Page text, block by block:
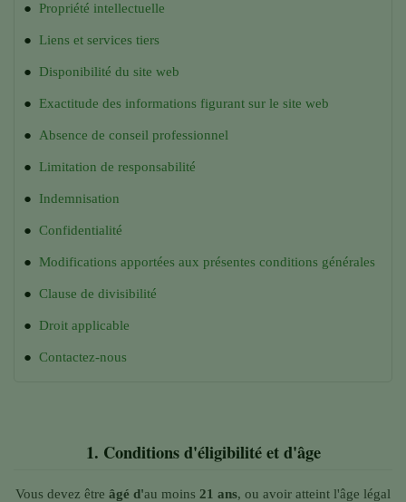
● Propriété intellectuelle
● Liens et services tiers
● Disponibilité du site web
● Exactitude des informations figurant sur le site web
● Absence de conseil professionnel
● Limitation de responsabilité
● Indemnisation
● Confidentialité
● Modifications apportées aux présentes conditions générales
● Clause de divisibilité
● Droit applicable
● Contactez-nous
1. Conditions d'éligibilité et d'âge
Vous devez être âgé d'au moins 21 ans, ou avoir atteint l'âge légal